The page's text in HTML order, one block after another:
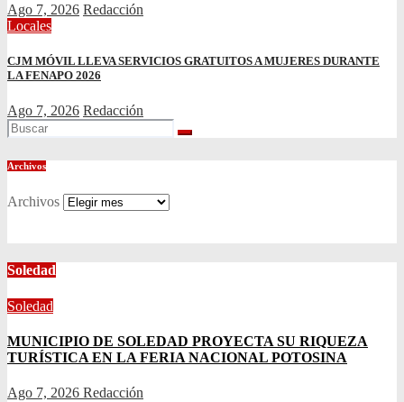
Ago 7, 2026 Redacción
Locales
CJM MÓVIL LLEVA SERVICIOS GRATUITOS A MUJERES DURANTE
LA FENAPO 2026
Ago 7, 2026 Redacción
Archivos
Archivos
Soledad
Soledad
MUNICIPIO DE SOLEDAD PROYECTA SU RIQUEZA
TURÍSTICA EN LA FERIA NACIONAL POTOSINA
Ago 7, 2026 Redacción